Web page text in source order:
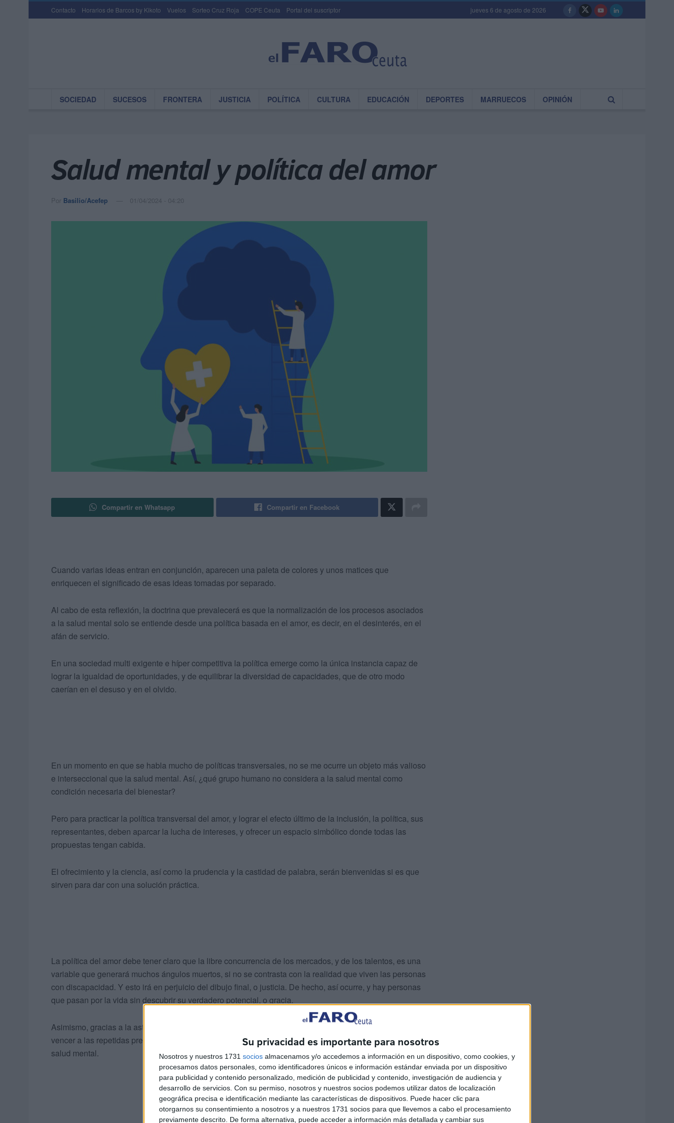
Su privacidad es importante para nosotros
Nosotros y nuestros 1731 socios almacenamos y/o accedemos a información en un dispositivo, como cookies, y
procesamos datos personales, como identificadores únicos e información estándar enviada por un dispositivo
para publicidad y contenido personalizado, medición de publicidad y contenido, investigación de audiencia y
desarrollo de servicios. Con su permiso, nosotros y nuestros socios podemos utilizar datos de localización
geográfica precisa e identificación mediante las características de dispositivos. Puede hacer clic para
otorgarnos su consentimiento a nosotros y a nuestros 1731 socios para que llevemos a cabo el procesamiento
previamente descrito. De forma alternativa, puede acceder a información más detallada y cambiar sus
Contacto Horarios de Barcos by Kikoto Vuelos Sorteo Cruz Roja COPE Ceuta Portal del suscriptor jueves 6 de agosto de 2026
SOCIEDAD SUCESOS FRONTERA JUSTICIA POLÍTICA CULTURA EDUCACIÓN DEPORTES MARRUECOS OPINIÓN
Salud mental y política del amor
Por Basilio/Acefep 01/04/2024 - 04:20
Compartir en Whatsapp Compartir en Facebook
Cuando varias ideas entran en conjunción, aparecen una paleta de colores y unos matices que
enriquecen el significado de esas ideas tomadas por separado.
Al cabo de esta reflexión, la doctrina que prevalecerá es que la normalización de los procesos asociados
a la salud mental solo se entiende desde una política basada en el amor, es decir, en el desinterés, en el
afán de servicio.
En una sociedad multi exigente e híper competitiva la política emerge como la única instancia capaz de
lograr la igualdad de oportunidades, y de equilibrar la diversidad de capacidades, que de otro modo
caerían en el desuso y en el olvido.
En un momento en que se habla mucho de políticas transversales, no se me ocurre un objeto más valioso
e interseccional que la salud mental. Así, ¿qué grupo humano no considera a la salud mental como
condición necesaria del bienestar?
Pero para practicar la política transversal del amor, y lograr el efecto último de la inclusión, la política, sus
representantes, deben aparcar la lucha de intereses, y ofrecer un espacio simbólico donde todas las
propuestas tengan cabida.
El ofrecimiento y la ciencia, así como la prudencia y la castidad de palabra, serán bienvenidas si es que
sirven para dar con una solución práctica.
La política del amor debe tener claro que la libre concurrencia de los mercados, y de los talentos, es una
variable que generará muchos ángulos muertos, si no se contrasta con la realidad que viven las personas
con discapacidad. Y esto irá en perjuicio del dibujo final, o justicia. De hecho, así ocurre, y hay personas
que pasan por la vida sin descubrir su verdadero potencial, o gracia.
Asimismo, gracias a la astucia propia de los políticos y políticas aventajados, podremos adelantarnos y
vencer a las repetidas previsiones que los organismos de la salud hacen en relación a los problemas de
salud mental.